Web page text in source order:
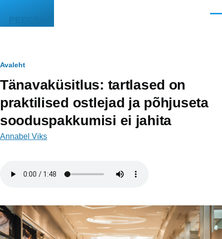
PEEGEL
Leivapuru
Avaleht
Tänavaküsitlus: tartlased on
praktilised ostlejad ja põhjuseta
sooduspakkumisi ei jahita
Annabel Viks